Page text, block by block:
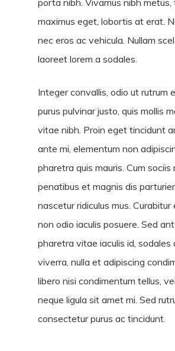
porta nibh. Vivamus nibh metus,
maximus eget, lobortis at erat.
nec eros ac vehicula. Nullam
laoreet lorem a sodales.
Integer convallis, odio ut rutrum
purus pulvinar justo, quis mollis
vitae nibh. Proin eget tincidunt
ante mi, elementum non
pharetra quis mauris. Cum sociis
penatibus et magnis dis
nascetur ridiculus mus. Curabitur
non odio iaculis posuere. Sed
pharetra vitae iaculis id, sodales
viverra, nulla et adipiscing
libero nisi condimentum tellus,
neque ligula sit amet mi. Sed
consectetur purus ac tincidunt.